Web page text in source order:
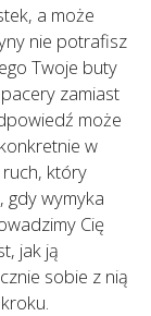
a może
nie potrafisz
Twoje buty
zamiast
może
w
który
gdy wymyka
Cię
jak ją
sobie z nią